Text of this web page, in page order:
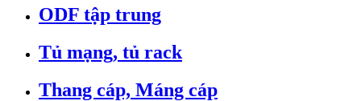
ODF tập trung
Tủ mạng, tủ rack
Thang cáp, Máng cáp